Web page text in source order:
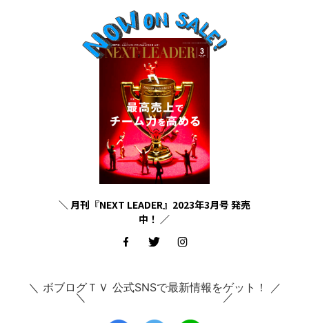
＼ 月刊『NEXT LEADER』2023年3月号 発売
中！ ／
＼ ボブログＴＶ 公式SNSで最新情報をゲット！ ／